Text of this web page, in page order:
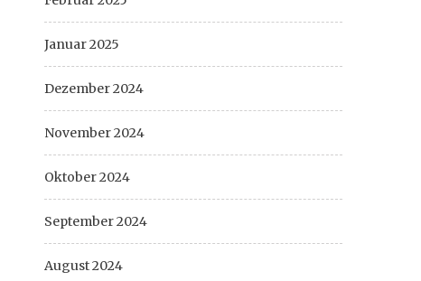
Januar 2025
Dezember 2024
November 2024
Oktober 2024
September 2024
August 2024